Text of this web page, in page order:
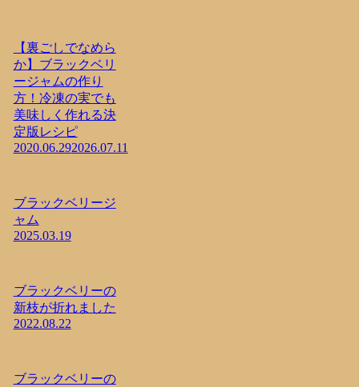
【裏ごしでなめら
か】ブラックベリ
ージャムの作り
方！冷凍の実でも
美味しく作れる決
定版レシピ
2020.06.292026.07.11
ブラックベリージ
ャム
2025.03.19
ブラックベリーの
新枝が折れました
2022.08.22
ブラックベリーの